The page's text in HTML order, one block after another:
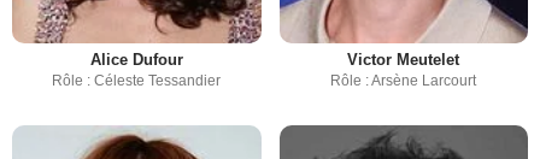
Alice Dufour
Rôle : Céleste Tessandier
Victor Meutelet
Rôle : Arsène Larcourt